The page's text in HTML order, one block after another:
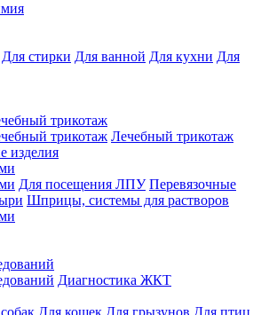
Для стирки Для ванной Для кухни Для
трикотаж
трикотаж Лечебный трикотаж
изделия
Для посещения ЛПУ Перевязочные
Шприцы, системы для растворов
Диагностика ЖКТ
Для кошек Для грызунов Для птиц